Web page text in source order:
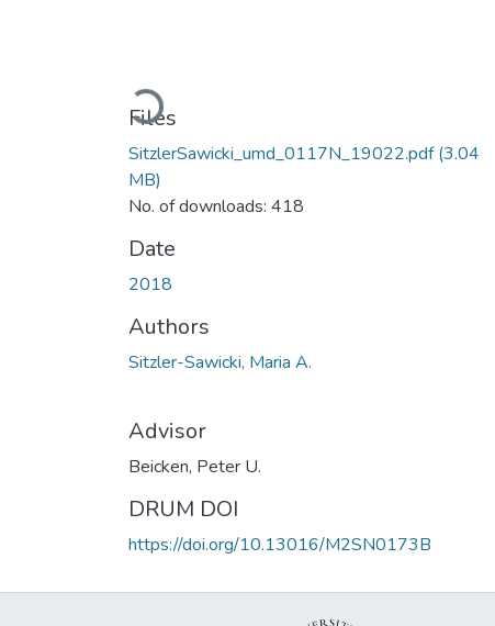
Loading...
Files
SitzlerSawicki_umd_0117N_19022.pdf(3.04
MB)
No. of downloads: 418
Date
2018
Authors
Sitzler-Sawicki, Maria A.
Advisor
Beicken, Peter U.
DRUM DOI
https://doi.org/10.13016/M2SN0173B